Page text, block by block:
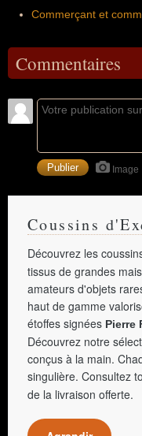
Commerçant et
Commentaires
Image
Coussins
Découvrez les
tissus de grandes
amateurs d'objets
haut de gamme
étoffes signées Pierre
Découvrez notre
conçus à la main.
singulière. Consultez
de la livraison offerte.